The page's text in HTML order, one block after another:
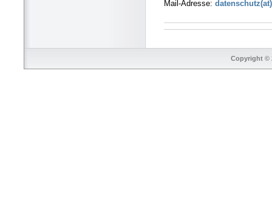
Mail-Adresse:
Copyright ©